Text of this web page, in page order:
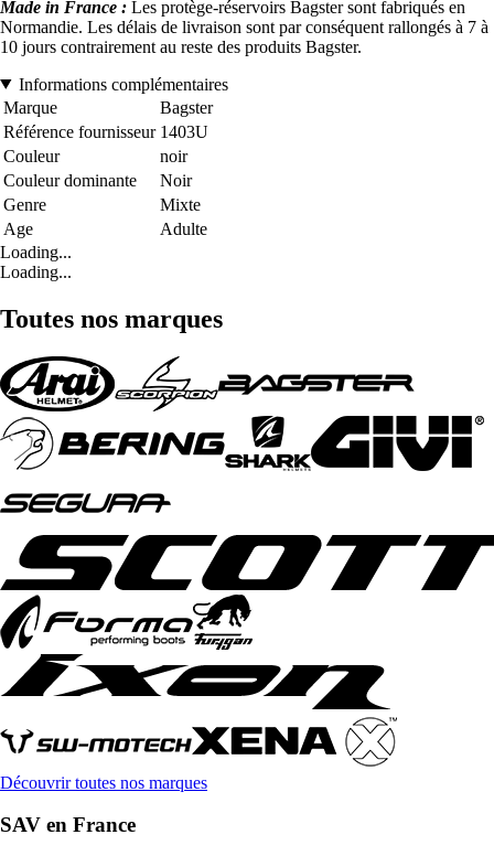
Made in France : Les protège-réservoirs Bagster sont fabriqués en
Normandie. Les délais de livraison sont par conséquent rallongés à 7 à
10 jours contrairement au reste des produits Bagster.
Informations complémentaires
Marque
Bagster
Référence fournisseur 1403U
Couleur
noir
Couleur dominante
Noir
Genre
Mixte
Age
Adulte
Loading...
Loading...
Toutes nos marques
Découvrir toutes nos marques
SAV en France